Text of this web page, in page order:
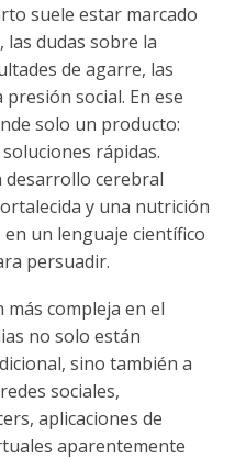
suele estar marcado
las dudas sobre la
de agarre, las
social. En ese
solo un producto:
rápidas.
cerebral
y una nutrición
un lenguaje científico
persuadir.
compleja en el
no solo están
sino también a
sociales,
aplicaciones de
aparentemente